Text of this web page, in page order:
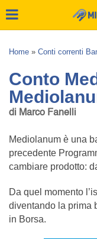
Home » Conti correnti
Conto
di Marco Fanelli
Mediolanum è una
precedente
cambiare prodotto:
Da quel momento
diventando la prima
in Borsa.